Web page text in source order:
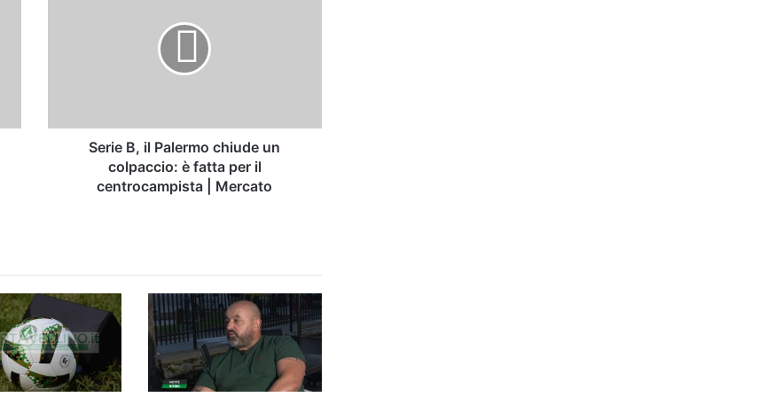
fatta
centrocampista
Serie B, il Palermo chiude un
colpaccio: è fatta per il
centrocampista | Mercato